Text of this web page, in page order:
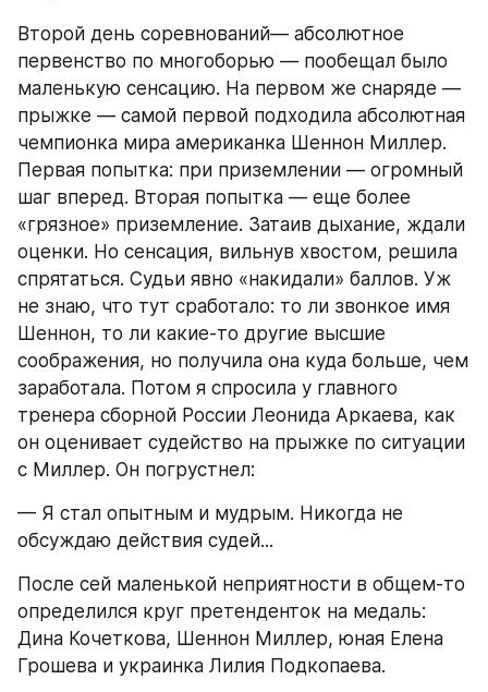
Второй день соревнований— абсолютное
первенство по многоборью — пообещал было
маленькую сенсацию. На первом же снаряде —
прыжке — самой первой подходила абсолютная
чемпионка мира американка Шеннон Миллер.
Первая попытка: при приземлении — огромный
шаг вперед. Вторая попытка — еще более
«грязное» приземление. Затаив дыхание, ждали
оценки. Но сенсация, вильнув хвостом, решила
спрятаться. Судьи явно «накидали» баллов. Уж
не знаю, что тут сработало: то ли звонкое имя
Шеннон, то ли какие-то другие высшие
соображения, но получила она куда больше, чем
заработала. Потом я спросила у главного
тренера сборной России Леонида Аркаева, как
он оценивает судейство на прыжке по ситуации
с Миллер. Он погрустнел:
— Я стал опытным и мудрым. Никогда не
обсуждаю действия судей...
После сей маленькой неприятности в общем-то
определился круг претенденток на медаль:
Дина Кочеткова, Шеннон Миллер, юная Елена
Грошева и украинка Лилия Подкопаева.